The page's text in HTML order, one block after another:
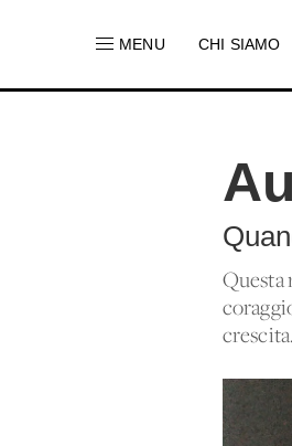
MENU CHI SIAMO
Questa
crescita.